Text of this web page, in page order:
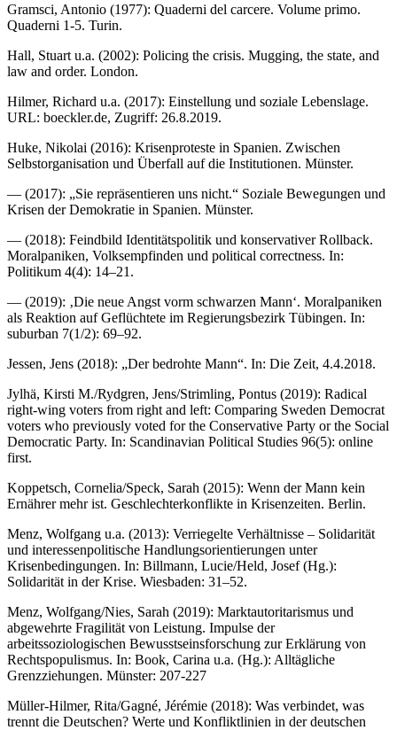
Gramsci, Antonio (1977): Quaderni del carcere. Volume primo.
Quaderni 1-5. Turin.
Hall, Stuart u.a. (2002): Policing the crisis. Mugging, the state, and
law and order. London.
Hilmer, Richard u.a. (2017): Einstellung und soziale Lebenslage.
URL: boeckler.de, Zugriff: 26.8.2019.
Huke, Nikolai (2016): Krisenproteste in Spanien. Zwischen
Selbstorganisation und Überfall auf die Institutionen. Münster.
— (2017): „Sie repräsentieren uns nicht.“ Soziale Bewegungen und
Krisen der Demokratie in Spanien. Münster.
— (2018): Feindbild Identitätspolitik und konservativer Rollback.
Moralpaniken, Volksempfinden und political correctness. In:
Politikum 4(4): 14–21.
— (2019): ‚Die neue Angst vorm schwarzen Mann‘. Moralpaniken
als Reaktion auf Geflüchtete im Regierungsbezirk Tübingen. In:
suburban 7(1/2): 69–92.
Jessen, Jens (2018): „Der bedrohte Mann“. In: Die Zeit, 4.4.2018.
Jylhä, Kirsti M./Rydgren, Jens/Strimling, Pontus (2019): Radical
right‐wing voters from right and left: Comparing Sweden Democrat
voters who previously voted for the Conservative Party or the Social
Democratic Party. In: Scandinavian Political Studies 96(5): online
first.
Koppetsch, Cornelia/Speck, Sarah (2015): Wenn der Mann kein
Ernährer mehr ist. Geschlechterkonflikte in Krisenzeiten. Berlin.
Menz, Wolfgang u.a. (2013): Verriegelte Verhältnisse – Solidarität
und interessenpolitische Handlungsorientierungen unter
Krisenbedingungen. In: Billmann, Lucie/Held, Josef (Hg.):
Solidarität in der Krise. Wiesbaden: 31–52.
Menz, Wolfgang/Nies, Sarah (2019): Marktautoritarismus und
abgewehrte Fragilität von Leistung. Impulse der
arbeitssoziologischen Bewusstseinsforschung zur Erklärung von
Rechtspopulismus. In: Book, Carina u.a. (Hg.): Alltägliche
Grenzziehungen. Münster: 207-227
Müller-Hilmer, Rita/Gagné, Jérémie (2018): Was verbindet, was
trennt die Deutschen? Werte und Konfliktlinien in der deutschen